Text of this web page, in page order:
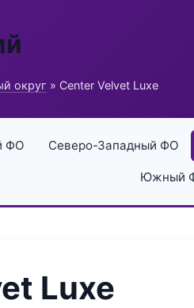
округ » Center Velvet Luxe
ФО Северо-Западный ФО
Южный
Luxe